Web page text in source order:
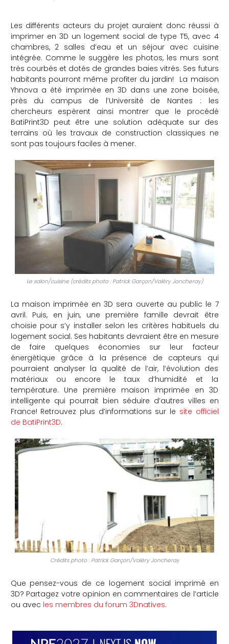
Les différents acteurs du projet auraient donc réussi à
imprimer en 3D un logement social de type T5, avec 4
chambres, 2 salles d’eau et un séjour avec cuisine
intégrée. Comme le suggère les photos, les murs sont
très courbés et dotés de grandes baies vitrés. Ses futurs
habitants pourront même profiter du jardin! La maison
Yhnova a été imprimée en 3D dans une zone boisée,
près du campus de l’Université de Nantes : les
chercheurs espèrent ainsi montrer que le procédé
BatiPrint3D peut être une solution adéquate sur des
terrains où les travaux de construction classiques ne
sont pas toujours faciles à mener.
Le salon/cuisine (crédits photo : Patrick Garçon/Valéry Joncheray)
La maison imprimée en 3D sera ouverte au public le 7
avril. Puis, en juin, une première famille devrait être
choisie pour s’y installer selon les critères habituels du
logement social. Ses habitants devraient être en mesure
de faire quelques économies sur leur facteur
énergétique grâce à la présence de capteurs qui
pourraient analyser la qualité de l’air, l’évolution des
matériaux ou encore le taux d’humidité et la
température. Une première maison imprimée en 3D
intelligente qui pourrait bien séduire d’autres villes en
France! Retrouvez plus d’informations sur le site officiel
de BatiPrint3D.
Crédits photo : Patrick Garçon/Valéry Joncheray
Que pensez-vous de ce logement social imprimé en
3D? Partagez votre opinion en commentaires de l’article
ou avec les membres du forum 3Dnatives.